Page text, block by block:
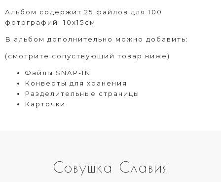
Альбом содержит 25 файлов для 100
фотографий 10х15см
В альбом дополнительно можно добавить:
(смотрите сопуствующий товар ниже)
Файлы SNAP-IN
Конверты для хранения
Р азделительные страницы
Карточки
Совушка Славия